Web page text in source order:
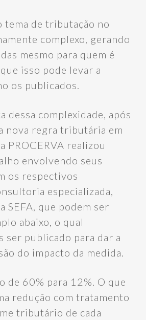
tema de tributação no
complexo, gerando
mesmo para quem é
isso pode levar a
os publicados.
dessa complexidade, após
nova regra tributária em
PROCERVA realizou
envolvendo seus
os respectivos
especializada,
SEFA, que podem ser
abaixo, o qual
ser publicado para dar a
do impacto da medida.
de 60% para 12%. O que
redução com tratamento
tributário de cada